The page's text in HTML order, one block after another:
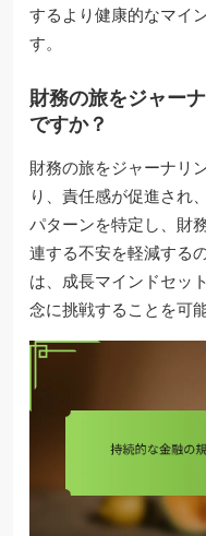
するより健康的なマイ
す。
財務の旅をジャー
ですか？
財務の旅をジャーナリ
り、責任感が促進され
パターンを特定し、財
連する不安を軽減する
は、成長マインドセッ
念に挑戦することを可